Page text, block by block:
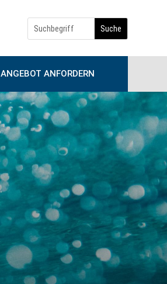
ANGEBOT ANFORDERN